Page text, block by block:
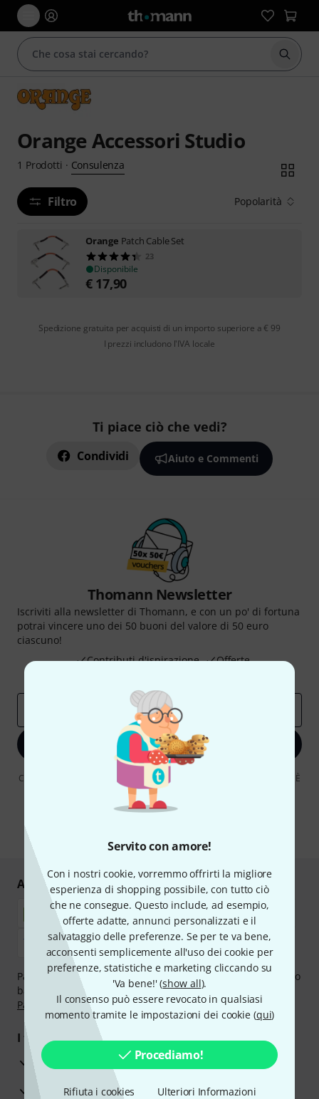
Servito con amore!
Con i nostri cookie, vorremmo offrirti la migliore
esperienza di shopping possibile, con tutto ciò
che ne consegue. Questo include, ad esempio,
offerte adatte, annunci personalizzati e il
salvataggio delle preferenze. Se per te va bene,
acconsenti semplicemente all'uso dei cookie per
preferenze, statistiche e marketing cliccando su
'Va bene!' (show all).
Il consenso può essere revocato in qualsiasi
momento tramite le impostazioni dei cookie (qui)
Procediamo!
Rifiuta i cookies Ulteriori Informazioni
Orange Accessori Studio
1 Prodotti · Consulenza
Filtro Popolarità
Orange Patch Cable Set
23
Disponibile
€ 17,90
Spedizione gratuita per acquisti di un importo superiore a € 99
I prezzi includono l'IVA locale
Ti piace ciò che vedi?
Condividi Aiuto e Commenti
Thomann Newsletter
Iscriviti alla newsletter di Thomann, e con un po' di fortuna
potrai vincere uno dei 50 buoni del valore di 50 euro
ciascuno!
Contributi d'ispirazione
Offerte
Iscriviti ora
Cliccando su "Iscriviti ora", lei accetta di ricevere pubblicità via e-mail. È
possibile annullare l'iscrizione in qualsiasi momento. Può trovare
ulteriori informazioni sulla newsletter nelle nostre linee guida per la
protezione dei datidata protection guideline
Acquisti e pagamenti sicuri
Paga in tutta sicurezza con Contanti alla consegna, Bonifico
bancario, PayPal, Amazon Pay,Klarna Paga Ora
Paga in 3 rateoppure Carta di credito.
I tuoi vantaggi
3 anni di garanzia Thomann
30 giorni di garanzia soddisfatti o rimborsati